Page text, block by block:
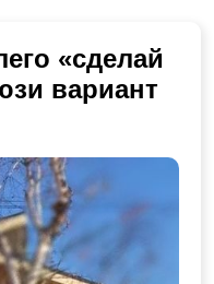
«сделай
вариант